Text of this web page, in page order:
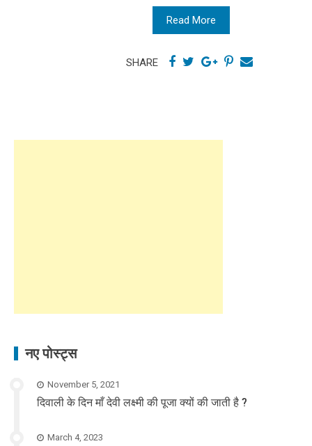
Read More
SHARE
नए पोस्ट्स
November 5, 2021
दिवाली के दिन माँ देवी लक्ष्मी की पूजा क्यों की जाती है ?
March 4, 2023